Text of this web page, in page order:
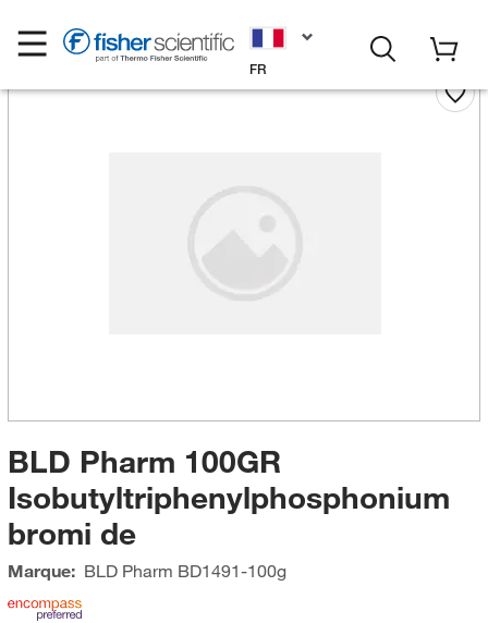
FR
BLD Pharm 100GR
Isobutyltriphenylphosphonium
bromi de
Marque: BLD Pharm BD1491-100g